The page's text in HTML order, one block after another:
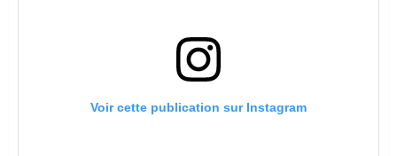
Voir cette publication sur Instagram